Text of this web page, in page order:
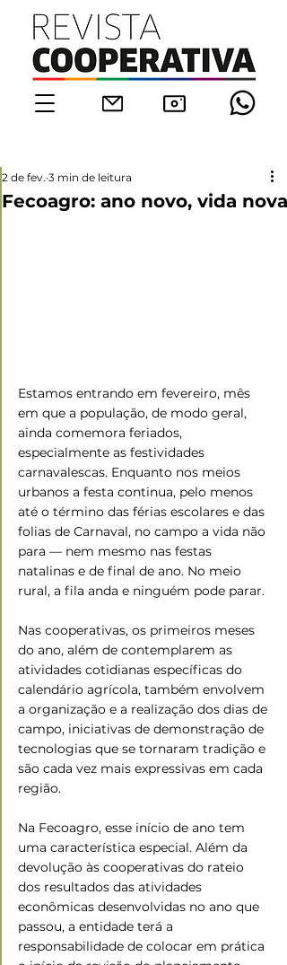
Fecoagro: ano novo, vida nova
2 de fev. 3 min de leitura
Estamos entrando em fevereiro, mês
em que a população, de modo geral,
ainda comemora feriados,
especialmente as festividades
carnavalescas. Enquanto nos meios
urbanos a festa continua, pelo menos
até o término das férias escolares e das
folias de Carnaval, no campo a vida não
para — nem mesmo nas festas
natalinas e de final de ano. No meio
rural, a fila anda e ninguém pode parar.
Nas cooperativas, os primeiros meses
do ano, além de contemplarem as
atividades cotidianas específicas do
calendário agrícola, também envolvem
a organização e a realização dos dias de
campo, iniciativas de demonstração de
tecnologias que se tornaram tradição e
são cada vez mais expressivas em cada
região.
Na Fecoagro, esse início de ano tem
uma característica especial. Além da
devolução às cooperativas do rateio
dos resultados das atividades
econômicas desenvolvidas no ano que
passou, a entidade terá a
responsabilidade de colocar em prática